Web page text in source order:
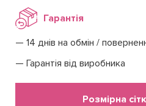
Гарантія
14 днів на обмін /
Гарантія від виробника
Розмірна